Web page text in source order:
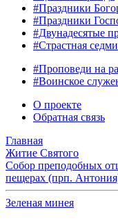
#Праздники
#Праздники
#Двунадесятые
#Страстная
#Проповеди на
#Воинское
О проекте
Обратная связь
Главная
Житие Святого
Собор преподобных
пещерах (прп.
Зеленая минея